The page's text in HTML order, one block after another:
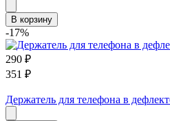
В корзину
-17%
290 ₽
351 ₽
Держатель для телефона в